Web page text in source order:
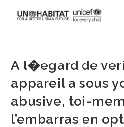
A l�egard de
appareil a sous
abusive, toi-
l’embarras en